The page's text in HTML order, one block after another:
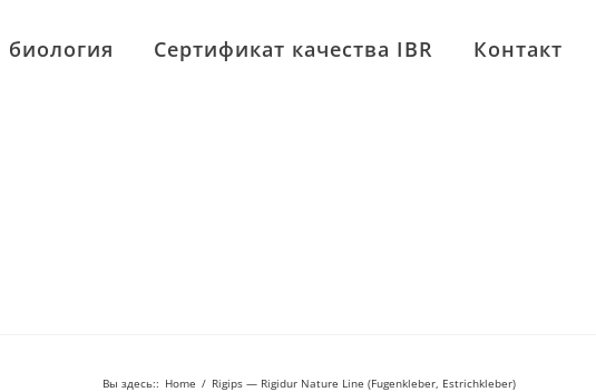
биология Сертификат качества IBR Контакт
Вы здесь:: Home / Rigips — Rigidur Nature Line (Fugenkleber, Estrichkleber)